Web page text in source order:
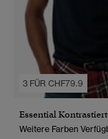
3 FÜR CHF79.9
Essential
Weitere Farben